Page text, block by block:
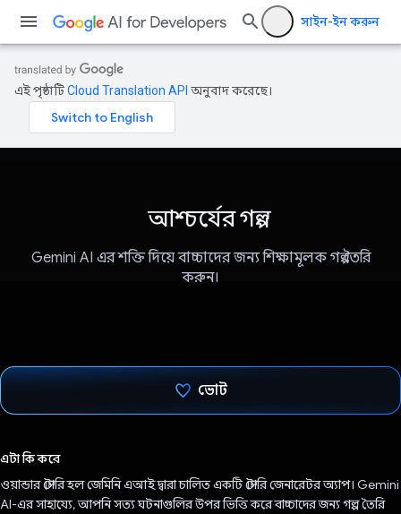
সাইন-ইন করুন
এই পৃষ্ঠাটিCloud Translation API অনুবাদ করেছে।
আশ্চর্যের গল্প
Gemini AI এর শক্তি দিয়ে বাচ্চাদের জন্য শিক্ষামূলক গল্প তৈরি
করুন।
ভোট
এটা কি করে
ওয়ান্ডার স্টোরি হল জেমিনি এআই দ্বারা চালিত একটি স্টোরি জেনারেটর অ্যাপ। Gemini
AI-এর সাহায্যে, আপনি সত্য ঘটনাগুলির উপর ভিত্তি করে বাচ্চাদের জন্য গল্প তৈরি